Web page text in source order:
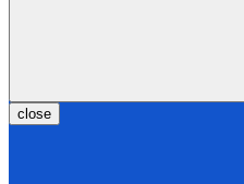
close